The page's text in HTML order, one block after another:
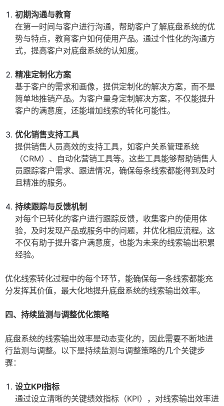
初期沟通与教育
在第一时间与客户进行沟通，帮助客户了解底盘系统的优
势与特点，教育客户如何使用产品。通过个性化的沟通方
式，提高客户对底盘系统的认知度。
精准定制化方案
基于客户的需求和画像，提供定制化的解决方案，而不是
简单地推销产品。为客户量身定制解决方案，不仅能提升
客户的满意度，还能增加线索的转化可能性。
优化销售支持工具
提供销售人员高效的支持工具，如客户关系管理系统
（CRM）、自动化营销工具等。这些工具能够帮助销售人
员跟踪客户需求、跟进情况，确保每条线索都能得到及时
且精准的服务。
持续跟踪与反馈机制
对每个已转化的客户进行跟踪反馈，收集客户的使用体
验，及时发现产品或服务中的问题，并优化相应流程。这
不仅有助于提升客户满意度，也能为未来的线索输出积累
经验。
优化线索转化过程中的每个环节，能确保每一条线索都能充
分发挥其价值，最大化地提升底盘系统的线索输出效率。
四、持续监测与调整优化策略
底盘系统的线索输出效率是动态变化的，因此需要不断地进
行监测与调整。以下是持续监测与调整策略的几个关键步
骤：
设立KPI指标
通过设立清晰的关键绩效指标（KPI），对线索输出效率进